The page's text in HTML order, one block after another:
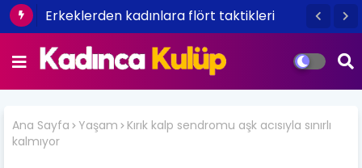
Tepeden tırnağa kışa hazırlık bakımı
Ana Sayfa Yaşam
Kırık kalp sendromu aşk acısıyla sınırlı
kalmıyor